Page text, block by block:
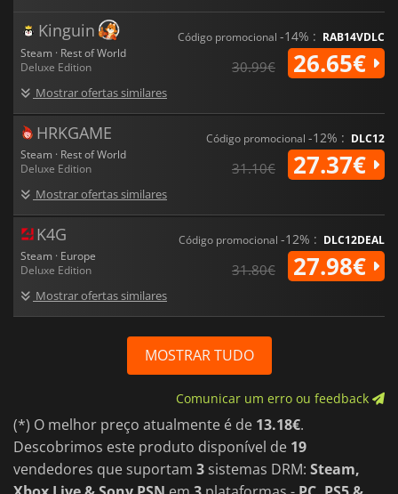
Kinguin
Steam · Rest of World
Deluxe Edition
Mostrar ofertas similares
Código promocional -14% : RAB14VDLC
30.99€ 26.65€
HRKGAME
Steam · Rest of World
Deluxe Edition
Mostrar ofertas similares
Código promocional -12% : DLC12
31.10€ 27.37€
K4G
Steam · Europe
Deluxe Edition
Mostrar ofertas similares
Código promocional -12% : DLC12DEAL
31.80€ 27.98€
MOSTRAR TUDO
Comunicar um erro ou feedback
(*) O melhor preço atualmente é de 13.18€.
Descobrimos este produto disponível de 19
vendedores que suportam 3 sistemas DRM: Steam,